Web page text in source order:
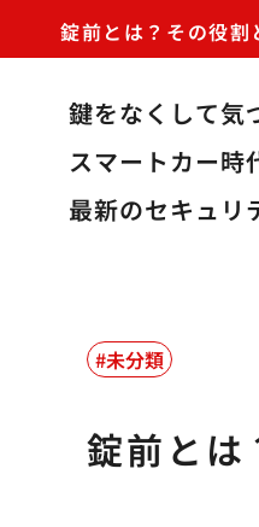
錠前とは？その役割
鍵をなくして気
スマートカー時
最新のセキュリ
未分類
錠前とは